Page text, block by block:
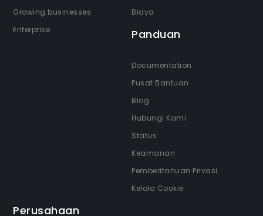
Growing businesses
Enterprise
Biaya
Panduan
Documentation
Pusat Bantuan
Blog
Hubungi Kami
Status
Keamanan
Pemberitahuan Privasi
Kelola Cookie
Perusahaan